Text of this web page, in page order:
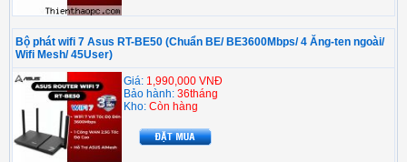
Bộ phát wifi 7 Asus RT-BE50 (Chuẩn BE/ BE3600Mbps/ 4 Ăng-ten ngoài/
Wifi Mesh/ 45User)
Giá: 1,990,000 VNĐ
Bảo hành: 36tháng
Kho: Còn hàng